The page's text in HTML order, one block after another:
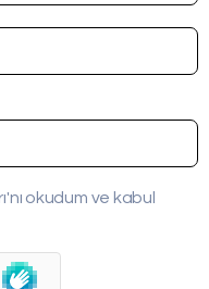
okudum ve kabul